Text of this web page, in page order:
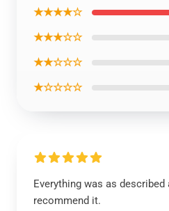
★★★★☆
★★★☆☆
★★☆☆☆
★☆☆☆☆
Everything was as
recommend it.